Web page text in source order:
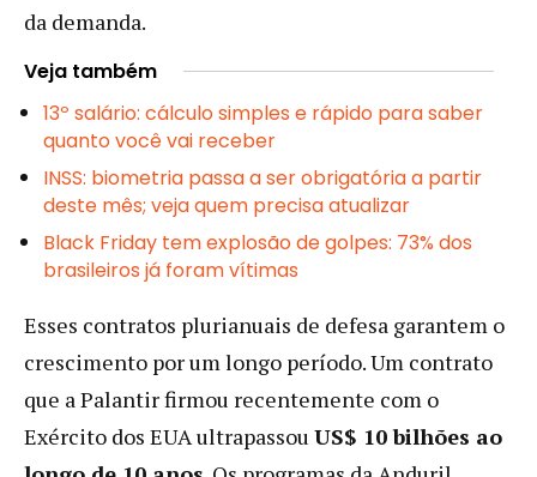
da demanda.
Veja também
13º salário: cálculo simples e rápido para saber
quanto você vai receber
INSS: biometria passa a ser obrigatória a partir
deste mês; veja quem precisa atualizar
Black Friday tem explosão de golpes: 73% dos
brasileiros já foram vítimas
Esses contratos plurianuais de defesa garantem o
crescimento por um longo período. Um contrato
que a Palantir firmou recentemente com o
Exército dos EUA ultrapassou US$ 10 bilhões ao